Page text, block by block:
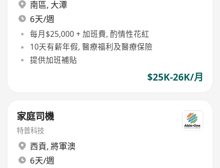
南區, 大潭
6天/週
每月$25,000 + 加班費, 酌情性花紅
10天有薪年假, 醫療福利及醫療保險
提供加班補貼
$25K-26K/月
家庭司機
特普科技
西貢, 將軍澳
6天/週